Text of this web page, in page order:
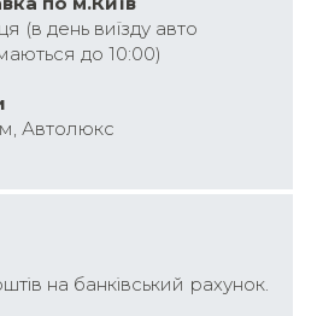
(в день виїзду авто
до 10:00)
Автолюкс
на банківський рахунок.